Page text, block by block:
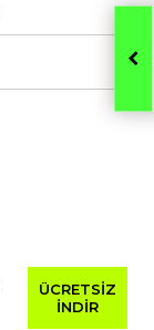
ÜCRETSİZ
İNDİR